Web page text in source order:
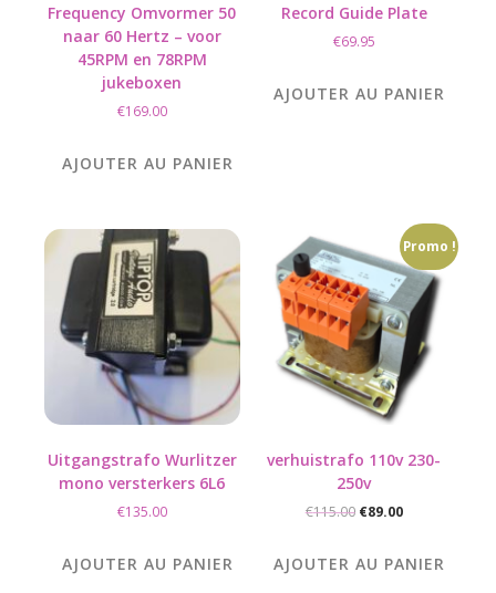
Frequency Omvormer 50
naar 60 Hertz – voor
45RPM en 78RPM
jukeboxen
€169.00
AJOUTER AU PANIER
Record Guide Plate
€69.95
AJOUTER AU PANIER
Uitgangstrafo Wurlitzer
mono versterkers 6L6
€135.00
AJOUTER AU PANIER
Promo !
verhuistrafo 110v 230-
250v
€115.00 Le
était :
€89.00Le
est :
AJOUTER AU PANIER